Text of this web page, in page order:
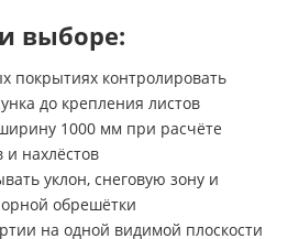
выборе:
покрытиях контролировать
до крепления листов
1000 мм при расчёте
и нахлёстов
уклон, снеговую зону и
обрешётки
на одной видимой плоскости